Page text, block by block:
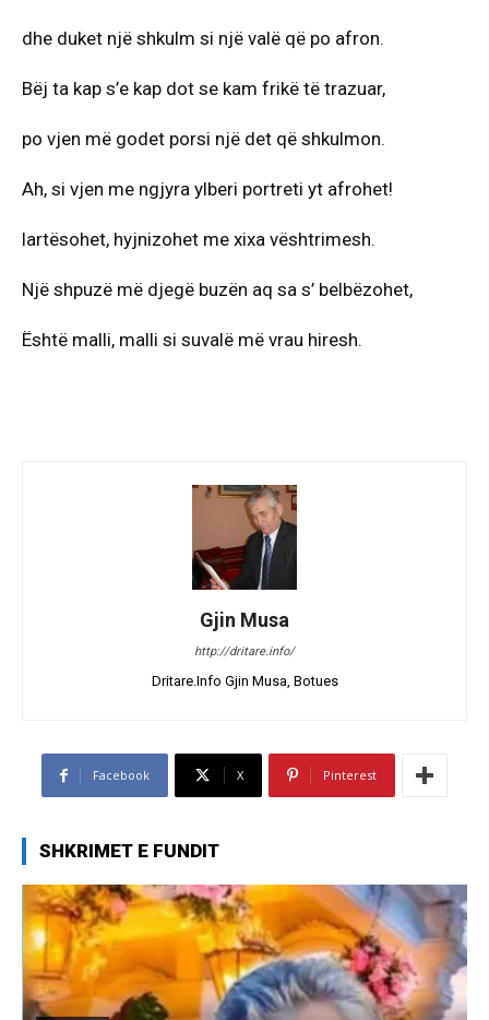
dhe duket një shkulm si një valë që po afron.
Bëj ta kap s’e kap dot se kam frikë të trazuar,
po vjen më godet porsi një det që shkulmon.
Ah, si vjen me ngjyra ylberi portreti yt afrohet!
lartësohet, hyjnizohet me xixa vështrimesh.
Një shpuzë më djegë buzën aq sa s’ belbëzohet,
Është malli, malli si suvalë më vrau hiresh.
Gjin Musa
http://dritare.info/
Dritare.Info Gjin Musa, Botues
Facebook X Pinterest
SHKRIMET E FUNDIT